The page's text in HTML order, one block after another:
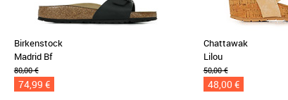
Birkenstock
Madrid Bf
80,00 €
74,99 €
Chattawak
Lilou
50,00 €
48,00 €